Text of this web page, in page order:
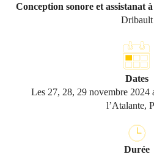
Conception sonore et assistanat à
Dribault
Dates
Les 27, 28, 29 novembre 2024
l’Atalante,
Durée